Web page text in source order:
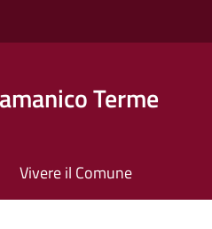
Terme
Vivere il Comune